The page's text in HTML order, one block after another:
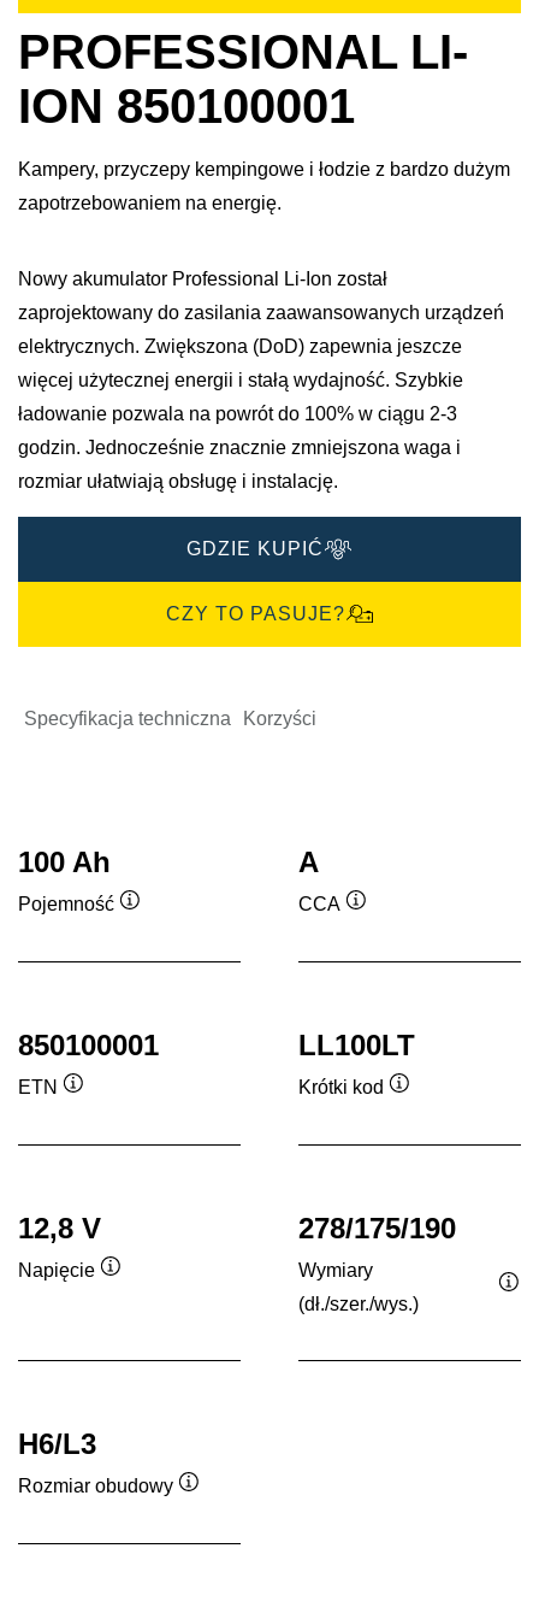
PROFESSIONAL LI-
ION 850100001
Kampery, przyczepy kempingowe i łodzie z bardzo dużym
zapotrzebowaniem na energię.
Nowy akumulator Professional Li-Ion został
zaprojektowany do zasilania zaawansowanych urządzeń
elektrycznych. Zwiększona (DoD) zapewnia jeszcze
więcej użytecznej energii i stałą wydajność. Szybkie
ładowanie pozwala na powrót do 100% w ciągu 2-3
godzin. Jednocześnie znacznie zmniejszona waga i
rozmiar ułatwiają obsługę i instalację. ​
GDZIE KUPIĆ
CZY TO PASUJE?
Specyfikacja techniczna Korzyści
100 Ah
Pojemność
A
CCA
850100001
ETN
LL100LT
Krótki kod
12,8 V
Napięcie
278/175/190
Wymiary
(dł./szer./wys.)
H6/L3
Rozmiar obudowy